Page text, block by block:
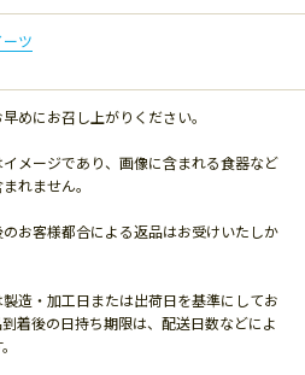
ツ
めにお召し上がりください。
イメージであり、画像に含まれる食器など
れません。
のお客様都合による返品はお受けいたしか
製造・加工日または出荷日を基準にしてお
到着後の日持ち期限は、配送日数などによ